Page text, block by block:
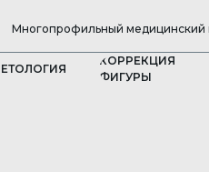
КОРРЕКЦИЯ
ФИГУРЫ
Многопрофильный медицинский